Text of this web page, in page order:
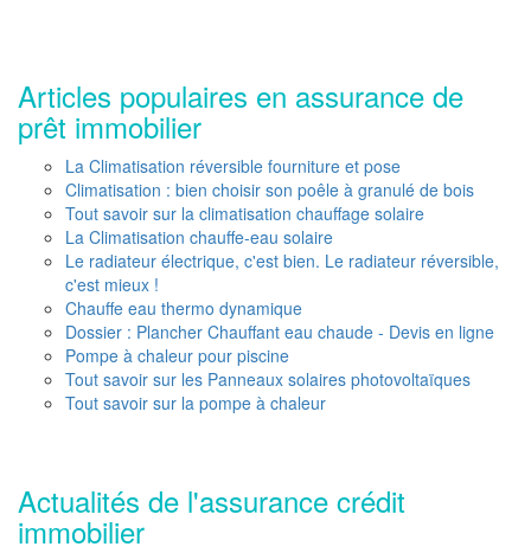
Articles populaires en assurance de
prêt immobilier
La Climatisation réversible fourniture et pose
Climatisation : bien choisir son poêle à granulé de bois
Tout savoir sur la climatisation chauffage solaire
La Climatisation chauffe-eau solaire
Le radiateur électrique, c'est bien. Le radiateur réversible,
c'est mieux !
Chauffe eau thermo dynamique
Dossier : Plancher Chauffant eau chaude - Devis en ligne
Pompe à chaleur pour piscine
Tout savoir sur les Panneaux solaires photovoltaïques
Tout savoir sur la pompe à chaleur
Actualités de l'assurance crédit
immobilier